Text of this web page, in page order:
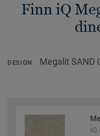
Finn iQ
DESIGN Megalit SAND
iQ